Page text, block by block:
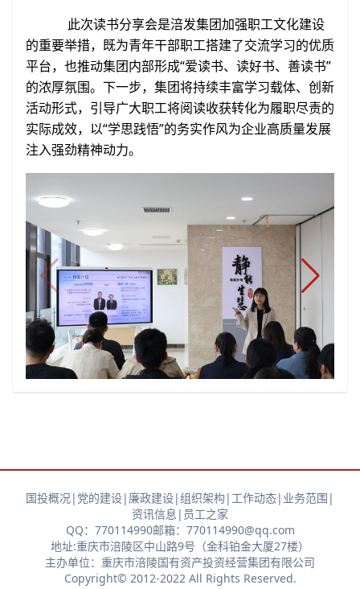
此次读书分享会是涪发集团加强职工文化建设
的重要举措，既为青年干部职工搭建了交流学习的优质
平台，也推动集团内部形成“爱读书、读好书、善读书”
的浓厚氛围。下一步，集团将持续丰富学习载体、创新
活动形式，引导广大职工将阅读收获转化为履职尽责的
实际成效，以“学思践悟”的务实作风为企业高质量发展
注入强劲精神动力。
国投概况| 党的建设| 廉政建设|组织架构 | 工作动态| 业务范围 |
资讯信息 | 员工之家
QQ：770114990邮箱：770114990@qq.com
地址:重庆市涪陵区中山路9号（金科铂金大厦27楼）
主办单位：重庆市涪陵国有资产投资经营集团有限公司
Copyright© 2012-2022 All Rights Reserved.